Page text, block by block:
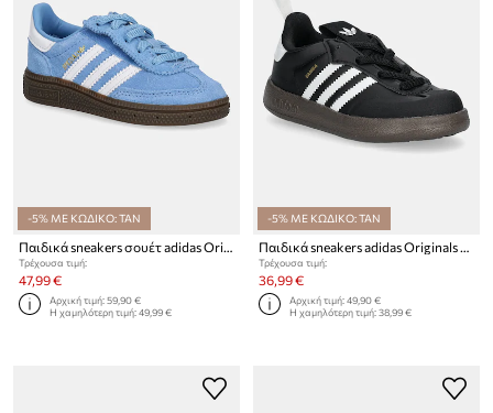
-5% ΜΕ ΚΩΔΙΚΟ: TAN
Παιδικά sneakers σουέτ adidas Originals HANDBALL SPEZIAL
Τρέχουσα τιμή:
47,99 €
Αρχική τιμή:59,90 €
Η χαμηλότερη τιμή:49,99 €
-5% ΜΕ ΚΩΔΙΚΟ: TAN
Παιδικά sneakers adidas Originals ADIFOM SAMBA 360
Τρέχουσα τιμή:
36,99 €
Αρχική τιμή:49,90 €
Η χαμηλότερη τιμή:38,99 €